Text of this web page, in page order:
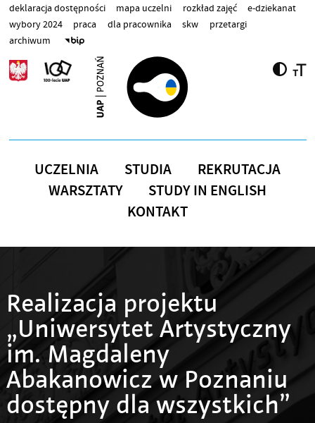
Przejdź do treści
deklaracja dostępności mapa uczelni rozkład zajęć
e-dziekanat
wybory 2024
praca dla pracownika skw
przetargi
archiwum
UCZELNIA STUDIA
REKRUTACJA
WARSZTATY
STUDY IN ENGLISH
KONTAKT
Realizacja projektu
„Uniwersytet Artystyczny
im. Magdaleny
Abakanowicz w Poznaniu
dostępny dla wszystkich”